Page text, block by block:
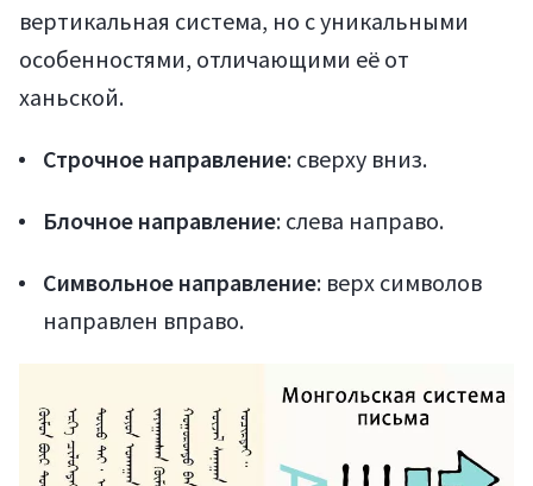
вертикальная система, но с уникальными
особенностями, отличающими её от
ханьской.
Строчное направление: сверху вниз.
Блочное направление: слева направо.
Символьное направление: верх символов
направлен вправо.